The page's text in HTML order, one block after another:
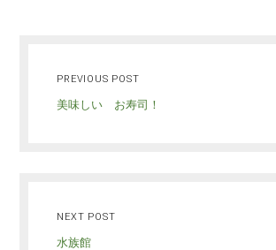
PREVIOUS POST
美味しい お寿司！
NEXT POST
水族館